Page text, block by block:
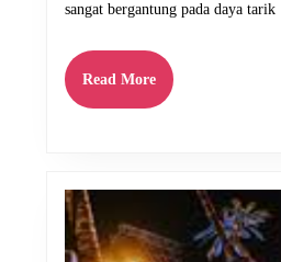
sangat bergantung pada daya tarik
Read MoreRead
More